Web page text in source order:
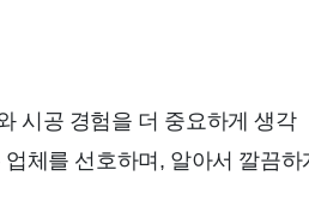
시공 경험을 더 중요하게 생각
체를 선호하며, 알아서 깔끔